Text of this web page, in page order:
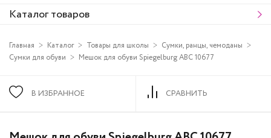
Каталог товаров
Главная Каталог Товары для школы
Сумки, ранцы, чемоданы
Сумки для обуви
Мешок для обуви Spiegelburg ABC 10677
В ИЗБРАННОЕ СРАВНИТЬ